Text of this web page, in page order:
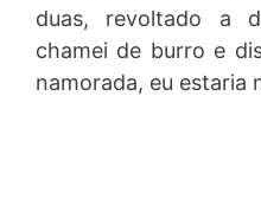
duas, revoltado a
chamei de burro e
namorada, eu estaria